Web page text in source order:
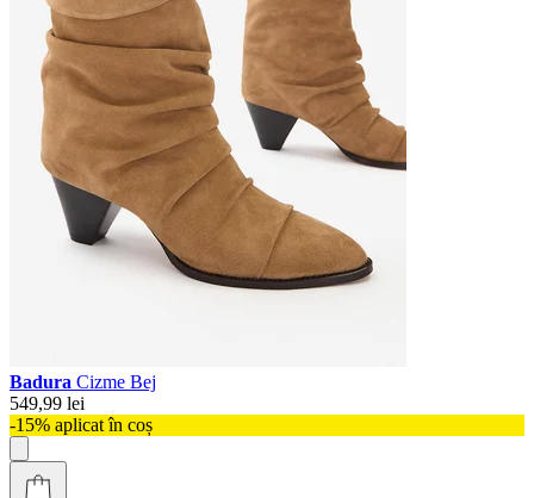
Badura Cizme Bej
549,99 lei
-15% aplicat în coș